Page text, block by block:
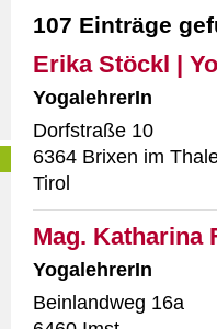
107 Einträge
Erika Stöckl |
YogalehrerIn
Dorfstraße 10
6364 Brixen im
Tirol
Mag. Katharina
YogalehrerIn
Beinlandweg 16a